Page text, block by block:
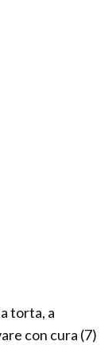
torta, a
con cura (7)